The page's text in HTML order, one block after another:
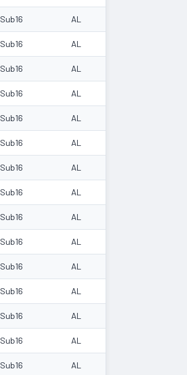
Sub16 AL
Sub16 AL
Sub16 AL
Sub16 AL
Sub16 AL
Sub16 AL
Sub16 AL
Sub16 AL
Sub16 AL
Sub16 AL
Sub16 AL
Sub16 AL
Sub16 AL
Sub16 AL
Sub16 AL